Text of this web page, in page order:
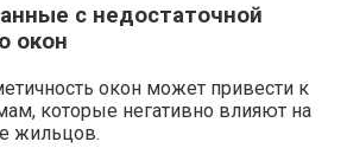
с недостаточной
окон
окон может привести к
которые негативно влияют на
жильцов.​